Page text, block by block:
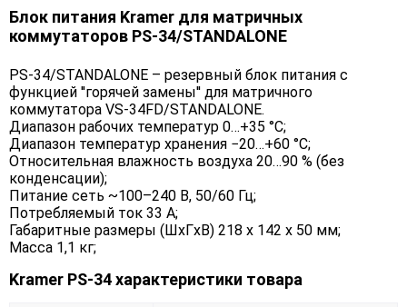
Блок питания Kramer для матричных
коммутаторов PS-34/STANDALONE
PS-34/STANDALONE – резервный блок питания с
функцией ''горячей замены'' для матричного
коммутатора VS-34FD/STANDALONE.
Диапазон рабочих температур 0…+35 °C;
Диапазон температур хранения −20…+60 °C;
Относительная влажность воздуха 20…90 % (без
конденсации);
Питание сеть ~100–240 В, 50/60 Гц;
Потребляемый ток 33 A;
Габаритные размеры (ШxГxВ) 218 x 142 x 50 мм;
Масса 1,1 кг;
Kramer PS-34 характеристики товара